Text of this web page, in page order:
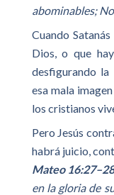
abominables;
Cuando
Dios, o que
desfigurando
esa mala
los cristianos
Pero Jesús
habrá juicio,
Mateo
en la gloria de